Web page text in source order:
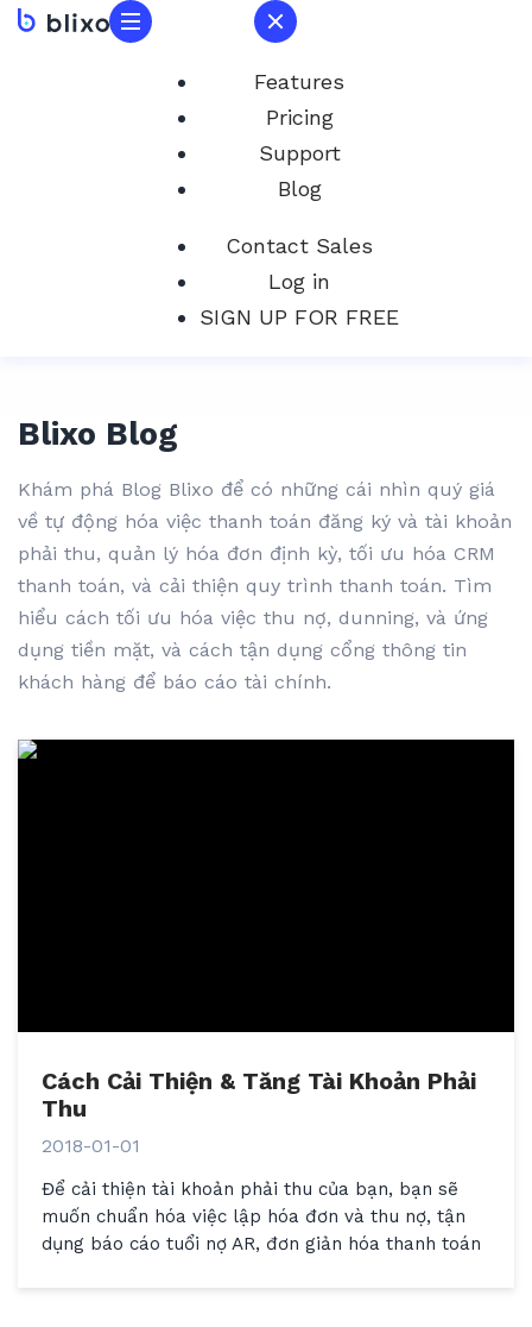
Features
Pricing
Support
Blog
Contact Sales
Log in
SIGN UP FOR FREE
Blixo Blog
Khám phá Blog Blixo để có những cái nhìn quý giá
về tự động hóa việc thanh toán đăng ký và tài khoản
phải thu, quản lý hóa đơn định kỳ, tối ưu hóa CRM
thanh toán, và cải thiện quy trình thanh toán. Tìm
hiểu cách tối ưu hóa việc thu nợ, dunning, và ứng
dụng tiền mặt, và cách tận dụng cổng thông tin
khách hàng để báo cáo tài chính.
Cách Cải Thiện & Tăng Tài Khoản Phải
Thu
2018-01-01
Để cải thiện tài khoản phải thu của bạn, bạn sẽ
muốn chuẩn hóa việc lập hóa đơn và thu nợ, tận
dụng báo cáo tuổi nợ AR, đơn giản hóa thanh toán